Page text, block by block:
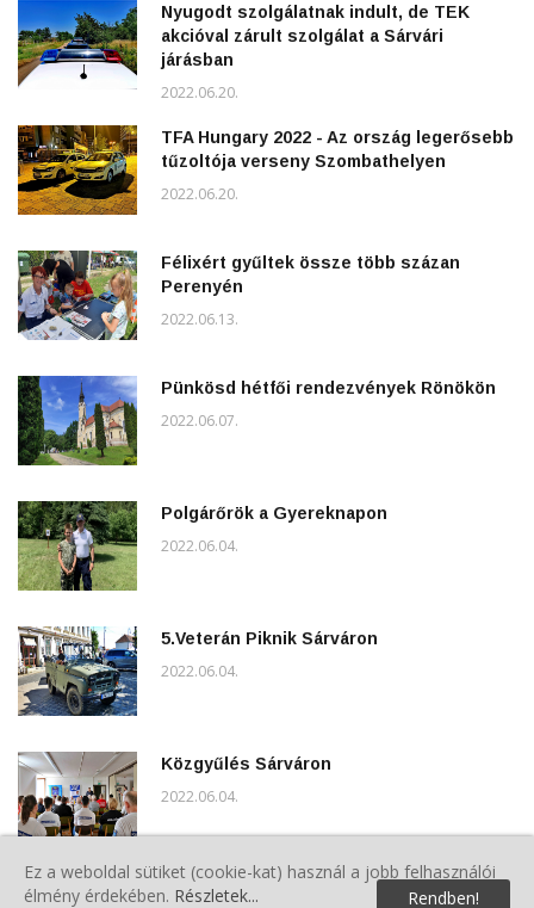
Nyugodt szolgálatnak indult, de TEK
akcióval zárult szolgálat a Sárvári
járásban
2022.06.20.
TFA Hungary 2022 - Az ország legerősebb
tűzoltója verseny Szombathelyen
2022.06.20.
Félixért gyűltek össze több százan
Perenyén
2022.06.13.
Pünkösd hétfői rendezvények Rönökön
2022.06.07.
Polgárőrök a Gyereknapon
2022.06.04.
5.Veterán Piknik Sárváron
2022.06.04.
Közgyűlés Sárváron
2022.06.04.
A VMPSZ Kommunikációs Csoport
Ez a weboldal sütiket (cookie-kat) használ a jobb felhasználói
élmény érdekében. Részletek... Rendben!